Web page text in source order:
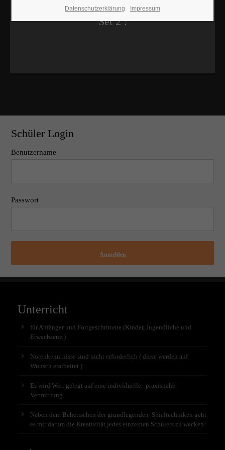
Set 2 :
Schüler Login
Benutzername
Passwort
Anmelden
Unterricht
für Anfänger und Fortgeschrittene (Kinder, Jugendliche und
Erwachsene )
Notenkenntnisse sind nicht erforderlich ( diese werden auf
Wunsch erarbeitet )
Es wird Wert gelegt auf eine individuelle, praxisnahe
Vermittlung
Neben dem Beherrschen der grundlegenden Spieltechniken geht
es mir darum die Kreativität jedes einzelnen Schülers zu wecken!
Datenschutzerklärung Impressum